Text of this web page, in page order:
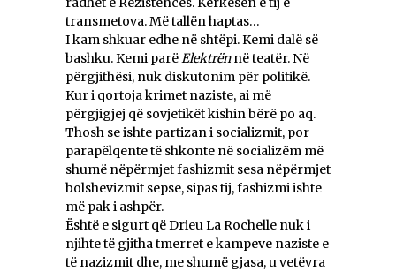
transmetova. Më tallën haptas…
I kam shkuar edhe në shtëpi. Kemi dalë së
bashku. Kemi parëElektrënnë teatër. Në
përgjithësi, nuk diskutonim për politikë.
Kur i qortoja krimet naziste, ai më
përgjigjej që sovjetikët kishin bërë po aq.
Thosh se ishte partizan i socializmit, por
parapëlqente të shkonte në socializëm më
shumë nëpërmjet fashizmit sesa nëpërmjet
bolshevizmit sepse, sipas tij, fashizmi ishte
më pak i ashpër.
Është e sigurt që Drieu La Rochelle nuk i
njihte të gjitha tmerret e kampeve naziste e
të nazizmit dhe, me shumë gjasa, u vetëvra